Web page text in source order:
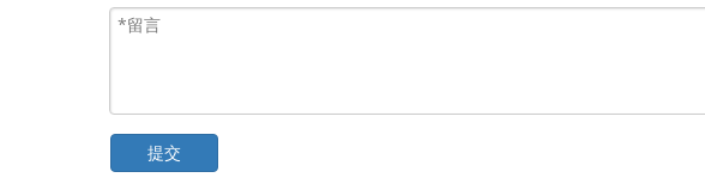
提交